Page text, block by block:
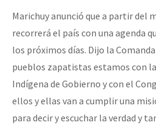
Marichuy anunció que a partir del
recorrerá el país con una agenda
los próximos días. Dijo la
pueblos zapatistas estamos con
Indígena de Gobierno y con el
ellos y ellas van a cumplir una
para decir y escuchar la verdad y